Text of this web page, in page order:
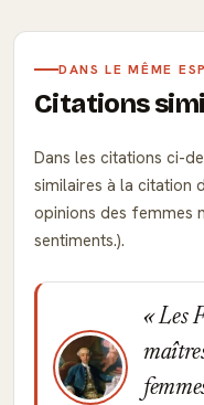
DANS LE MÊME
Citations
Dans les citations ci-
similaires à la citation
opinions des femmes
sentiments.).
Les